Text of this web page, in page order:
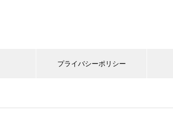
プライバシーポリシー